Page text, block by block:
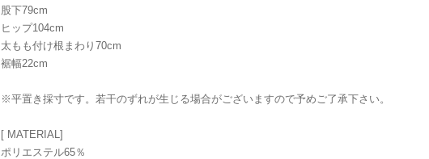
股下79cm
ヒップ104cm
太もも付け根まわり70cm
裾幅22cm
※平置き採寸です。若干のずれが生じる場合がございますので予めご了承下さい。
[ MATERIAL]
ポリエステル65％